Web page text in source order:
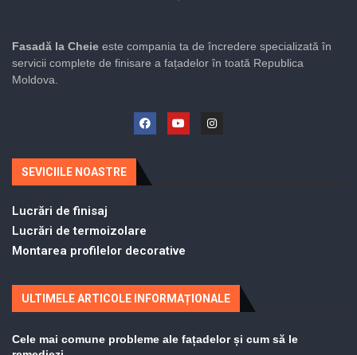
Fasadă la Cheie este compania ta de încredere specializată în
servicii complete de finisare a fațadelor în toată Republica
Moldova.
SEVICIILE NOASTRE
Lucrări de finisaj
Lucrări de termoizolare
Montarea profilelor decorative
ULTIMELE ARTICOLE INFORMAȚIONALE
Cele mai comune probleme ale fațadelor și cum să le